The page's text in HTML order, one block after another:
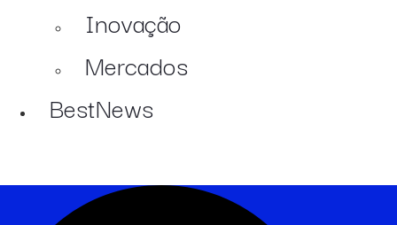
Inovação
Mercados
BestNews